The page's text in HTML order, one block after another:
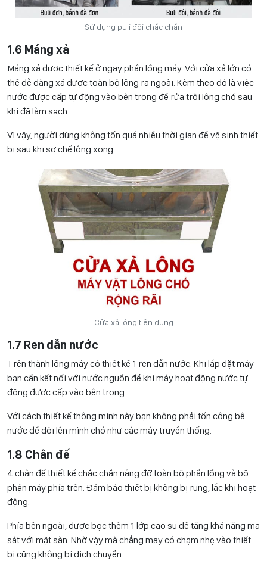
Sử dụng puli đôi chắc chắn
1.6 Máng xả
Máng xả được thiết kế ở ngay phần lồng máy. Với cửa xả lớn có
thể dễ dàng xả được toàn bộ lông ra ngoài. Kèm theo đó là việc
nước được cấp tự động vào bên trong để rửa trôi lông chó sau
khi đã làm sạch.
Vì vậy, người dùng không tốn quá nhiều thời gian để vệ sinh thiết
bị sau khi sơ chế lông xong.
Cửa xả lông tiện dụng
1.7 Ren dẫn nước
Trên thành lồng máy có thiết kế 1 ren dẫn nước. Khi lắp đặt máy
bạn cần kết nối với nước nguồn để khi máy hoạt động nước tự
động được cấp vào bên trong.
Với cách thiết kế thông minh này bạn không phải tốn công bê
nước để dội lên mình chó như các máy truyền thống.
1.8 Chân đế
4 chân đế thiết kế chắc chắn nâng đỡ toàn bộ phần lồng và bộ
phận máy phía trên. Đảm bảo thiết bị không bị rung, lắc khi hoạt
động.
Phía bên ngoài, được bọc thêm 1 lớp cao su để tăng khả năng ma
sát với mặt sàn. Nhờ vậy mà chẳng may có chạm nhẹ vào thiết
bị cũng không bị dịch chuyển.